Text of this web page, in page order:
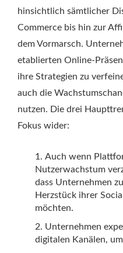
hinsichtlich sämtlicher
Commerce bis hin zur
dem Vormarsch.
etablierten Online-
ihre Strategien zu
auch die
nutzen. Die drei
Fokus wider:
Auch wenn
Nutzerwachstum
dass Unternehmen
Herzstück ihrer
möchten.
Unternehmen
digitalen Kanälen,